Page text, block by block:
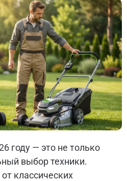
году — это не только
выбор техники.
классических